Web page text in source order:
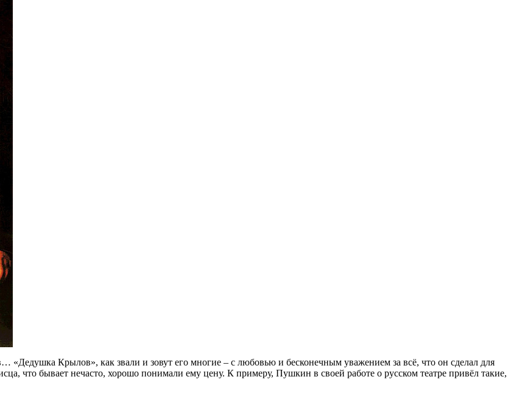
«Дедушка Крылов», как звали и зовут его многие – с любовью и бесконечным уважением за всё, что он сделал для
что бывает нечасто, хорошо понимали ему цену. К примеру, Пушкин в своей работе о русском театре привёл такие,